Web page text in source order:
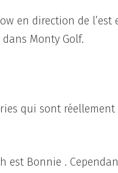
en direction de l’est
Monty Golf.
qui sont réellement
est Bonnie .